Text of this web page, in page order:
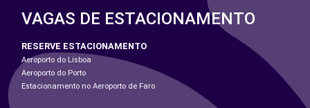
VAGAS DE ESTACIONAMENTO
RESERVE ESTACIONAMENTO
Aeroporto do Lisboa
Aeroporto do Porto
Estacionamento no Aeroporto de Faro